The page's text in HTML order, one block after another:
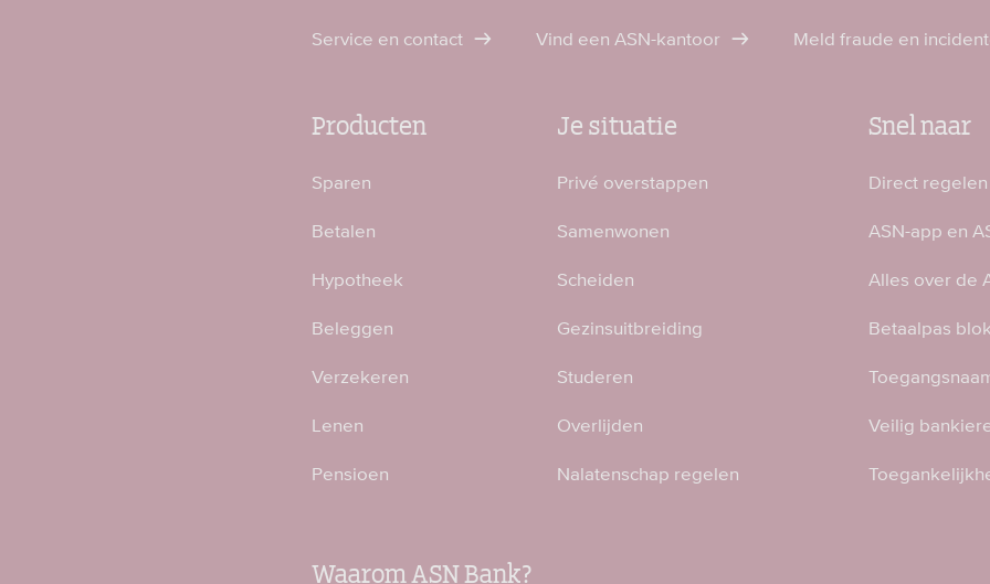
Service en contact Vind een ASN-kantoor Meld fraude en
Producten
Sparen
Betalen
Hypotheek
Beleggen
Verzekeren
Lenen
Pensioen
Je situatie
Privé overstappen
Samenwonen
Scheiden
Gezinsuitbreiding
Studeren
Overlijden
Nalatenschap regelen
Snel naar
Direct regelen
ASN-app en
Alles over de
Betaalpas
Veilig
Waarom ASN Bank?